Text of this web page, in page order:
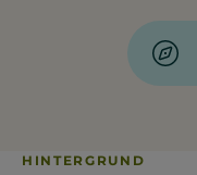
HINTERGRUND